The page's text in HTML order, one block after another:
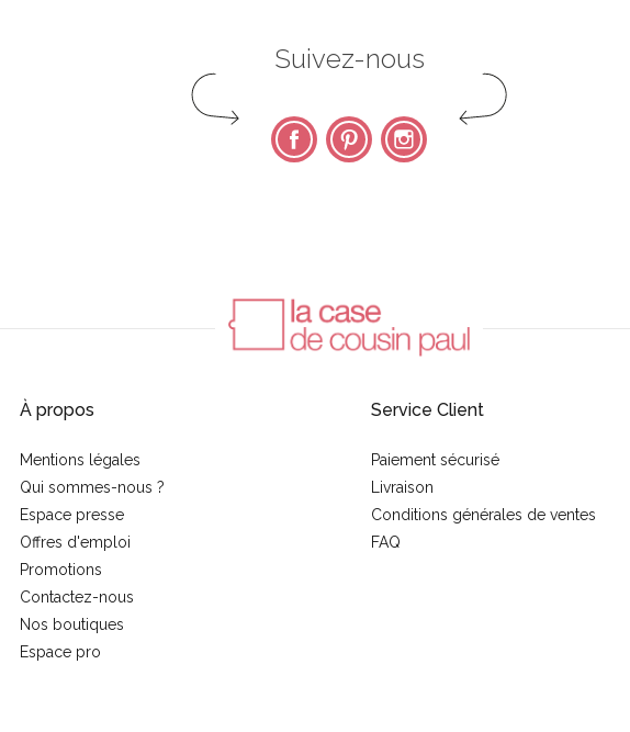
Suivez-nous
FacebookPinterest Instagram
À propos
Mentions légales
Qui sommes-nous ?
Espace presse
Offres d'emploi
Promotions
Contactez-nous
Nos boutiques
Espace pro
Service Client
Paiement sécurisé
Livraison
Conditions générales de ventes
FAQ